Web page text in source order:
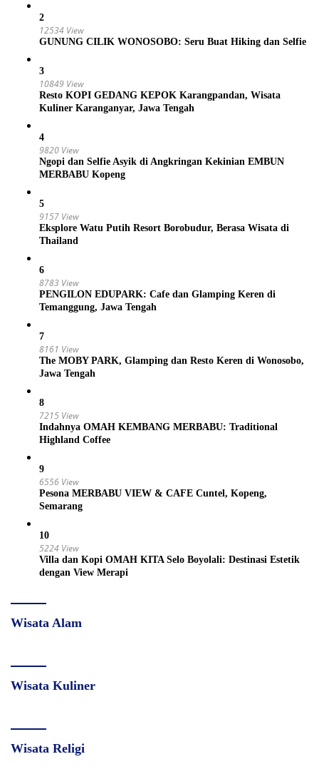
2
12534 View
GUNUNG CILIK WONOSOBO: Seru Buat Hiking dan Selfie
3
10849 View
Resto KOPI GEDANG KEPOK Karangpandan, Wisata
Kuliner Karanganyar, Jawa Tengah
4
9820 View
Ngopi dan Selfie Asyik di Angkringan Kekinian EMBUN
MERBABU Kopeng
5
9157 View
Eksplore Watu Putih Resort Borobudur, Berasa Wisata di
Thailand
6
8783 View
PENGILON EDUPARK: Cafe dan Glamping Keren di
Temanggung, Jawa Tengah
7
8161 View
The MOBY PARK, Glamping dan Resto Keren di Wonosobo,
Jawa Tengah
8
7215 View
Indahnya OMAH KEMBANG MERBABU: Traditional
Highland Coffee
9
6556 View
Pesona MERBABU VIEW & CAFE Cuntel, Kopeng,
Semarang
10
5224 View
Villa dan Kopi OMAH KITA Selo Boyolali: Destinasi Estetik
dengan View Merapi
Wisata Alam
Wisata Kuliner
Wisata Religi